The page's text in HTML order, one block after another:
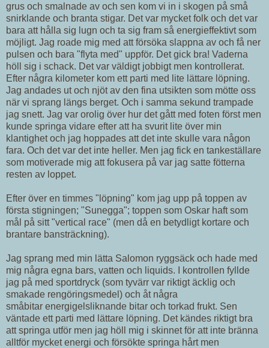
grus och smalnade av och sen kom vi in i skogen på små
snirklande och branta stigar. Det var mycket folk och det var
bara att hålla sig lugn och ta sig fram så energieffektivt som
möjligt. Jag roade mig med att försöka slappna av och få ner
pulsen och bara "flyta med" uppför. Det gick bra! Vaderna
höll sig i schack. Det var väldigt jobbigt men kontrollerat.
Efter några kilometer kom ett parti med lite lättare löpning.
Jag andades ut och njöt av den fina utsikten som mötte oss
när vi sprang längs berget. Och i samma sekund trampade
jag snett. Jag var orolig över hur det gått med foten först men
kunde springa vidare efter att ha svurit lite över min
klantighet och jag hoppades att det inte skulle vara någon
fara. Och det var det inte heller. Men jag fick en tankeställare
som motiverade mig att fokusera på var jag satte fötterna
resten av loppet.
Efter över en timmes "löpning" kom jag upp på toppen av
första stigningen; "Sunegga"; toppen som Oskar haft som
mål på sitt "vertical race" (men då en betydligt kortare och
brantare bansträckning).
Jag sprang med min lätta Salomon ryggsäck och hade med
mig några egna bars, vatten och liquids. I kontrollen fyllde
jag på med sportdryck (som tyvärr var riktigt äcklig och
smakade rengöringsmedel) och åt några
småbitar energigelsliknande bitar och torkad frukt. Sen
väntade ett parti med lättare löpning. Det kändes riktigt bra
att springa utför men jag höll mig i skinnet för att inte bränna
alltför mycket energi och försökte springa hårt men